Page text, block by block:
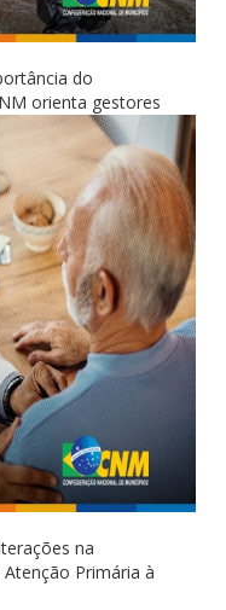
do
orienta gestores
na
Primária à